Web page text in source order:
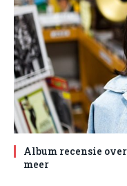
Album recensie
meer